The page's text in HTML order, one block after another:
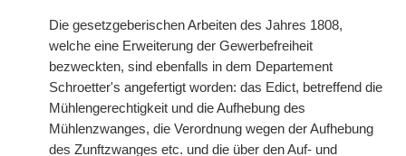
Die gesetzgeberischen Arbeiten des Jahres 1808,
welche eine Erweiterung der Gewerbefreiheit
bezweckten, sind ebenfalls in dem Departement
Schroetter's angefertigt worden: das Edict, betreffend die
Mühlengerechtigkeit und die Aufhebung des
Mühlenzwanges, die Verordnung wegen der Aufhebung
des Zunftzwanges etc. und die über den Auf- und